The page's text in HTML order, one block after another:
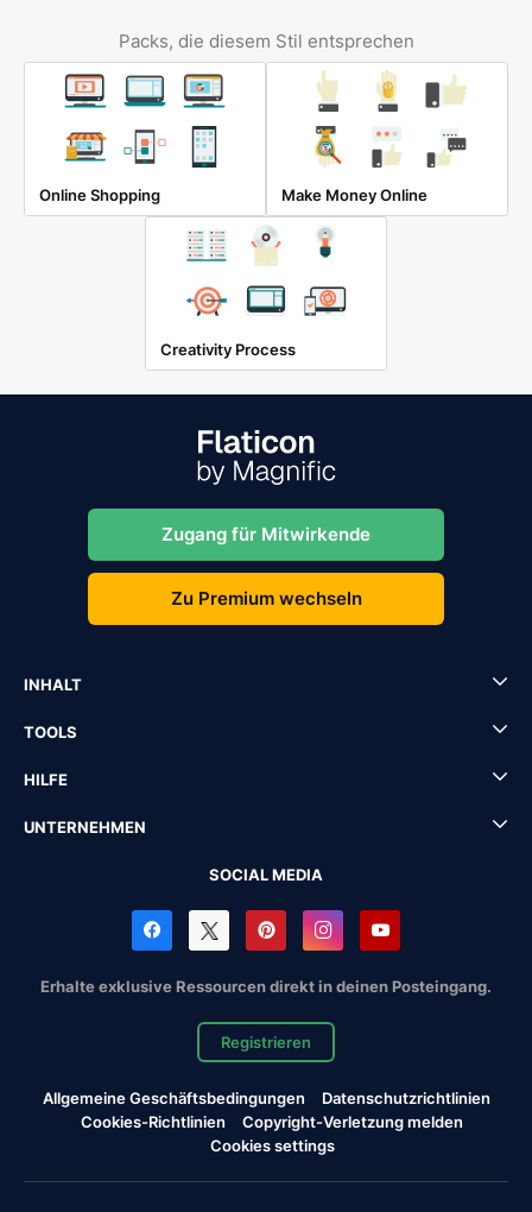
Packs, die diesem Stil entsprechen
Online Shopping Make Money Online
Creativity Process
Zugang für Mitwirkende
Zu Premium wechseln
INHALT
TOOLS
HILFE
UNTERNEHMEN
SOCIAL MEDIA
Erhalte exklusive Ressourcen direkt in deinen Posteingang.
Registrieren
Allgemeine Geschäftsbedingungen
Datenschutzrichtlinien
Cookies-Richtlinien
Copyright-Verletzung melden
Cookies settings